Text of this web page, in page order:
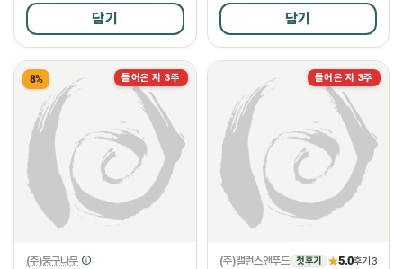
담기 담기
들어온 지 3주
8%
(주)둥구나무
들어온 지 3주
(주)밸런스앤푸드 첫 후기 ★5.0후기 3